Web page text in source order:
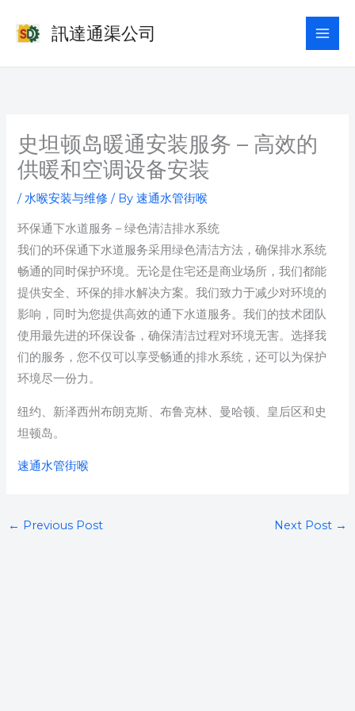
訊達通渠公司
史坦顿岛暖通安装服务 – 高效的
供暖和空调设备安装
/ 水喉安装与维修 / By速通水管街喉
环保通下水道服务 – 绿色清洁排水系统
我们的环保通下水道服务采用绿色清洁方法，确保排水系统
畅通的同时保护环境。无论是住宅还是商业场所，我们都能
提供安全、环保的排水解决方案。我们致力于减少对环境的
影响，同时为您提供高效的通下水道服务。我们的技术团队
使用最先进的环保设备，确保清洁过程对环境无害。选择我
们的服务，您不仅可以享受畅通的排水系统，还可以为保护
环境尽一份力。
纽约、新泽西州布朗克斯、布鲁克林、曼哈顿、皇后区和史
坦顿岛。
速通水管街喉
← Previous Post Next Post →